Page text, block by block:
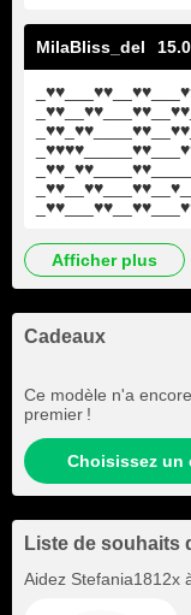
MilaBliss_del
afficher plus
Cadeaux
Ce modèle n'a
premier !
Choisissez un
Liste de souhaits
Aidez Stefania1812x